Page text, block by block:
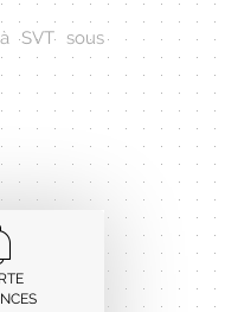
SVT sous